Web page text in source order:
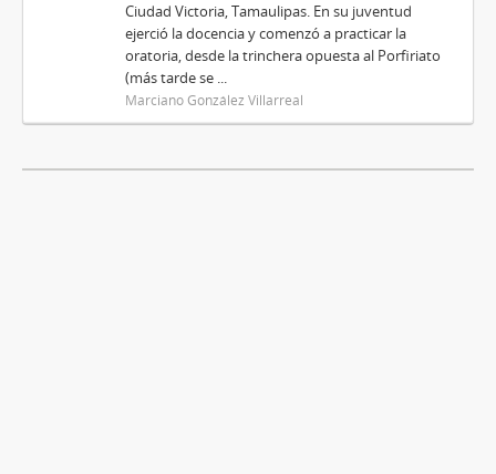
Ciudad Victoria, Tamaulipas. En su juventud
ejerció la docencia y comenzó a practicar la
oratoria, desde la trinchera opuesta al Porfiriato
(más tarde se ...
Marciano González Villarreal